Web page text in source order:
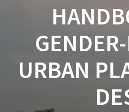
URBAN